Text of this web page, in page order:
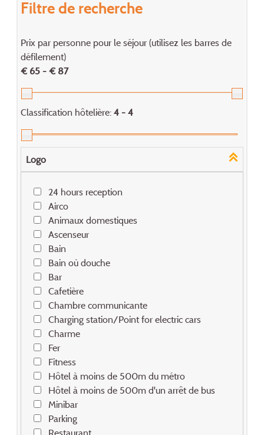
Filtre de recherche
Prix par personne pour le séjour (utilisez les barres de
défilement)
€ 65 - € 87
Classification hôtelière: 4 - 4
Logo
24 hours reception
Airco
Animaux domestiques
Ascenseur
Bain
Bain où douche
Bar
Cafetière
Chambre communicante
Charging station/Point for electric cars
Charme
Fer
Fitness
Hôtel à moins de 500m du métro
Hôtel à moins de 500m d'un arrêt de bus
Minibar
Parking
Restaurant